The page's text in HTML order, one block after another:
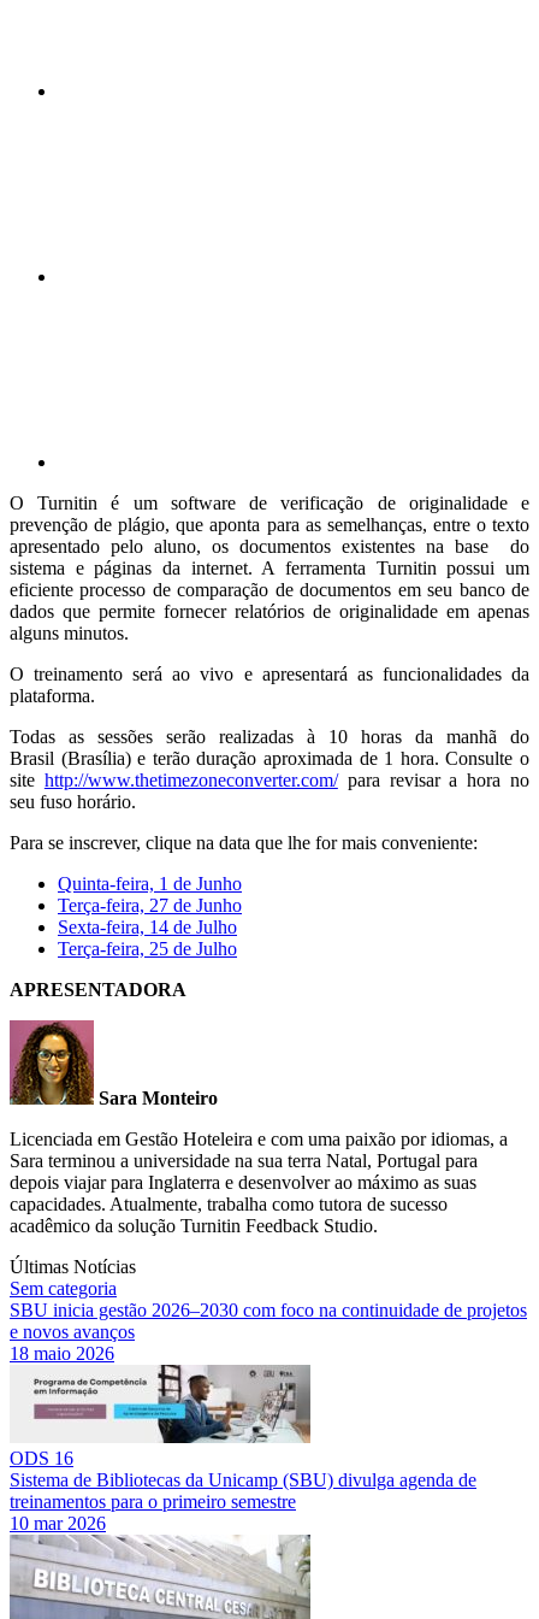
O Turnitin é um software de verificação de originalidade e
prevenção de plágio, que aponta para as semelhanças, entre o texto
apresentado pelo aluno, os documentos existentes na base do
sistema e páginas da internet. A ferramenta Turnitin possui um
eficiente processo de comparação de documentos em seu banco de
dados que permite fornecer relatórios de originalidade em apenas
alguns minutos.
O treinamento será ao vivo e apresentará as funcionalidades da
plataforma.
Todas as sessões serão realizadas à 10 horas da manhã do
Brasil (Brasília) e terão duração aproximada de 1 hora. Consulte o
site http://www.thetimezoneconverter.com/para revisar a hora no
seu fuso horário.
Para se inscrever, clique na data que lhe for mais conveniente:
Quinta-feira, 1 de Junho
Terça-feira, 27 de Junho
Sexta-feira, 14 de Julho
Terça-feira, 25 de Julho
APRESENTADORA
Sara Monteiro
Licenciada em Gestão Hoteleira e com uma paixão por idiomas, a
Sara terminou a universidade na sua terra Natal, Portugal para
depois viajar para Inglaterra e desenvolver ao máximo as suas
capacidades. Atualmente, trabalha como tutora de sucesso
acadêmico da solução Turnitin Feedback Studio.
Últimas Notícias
Sem categoria
SBU inicia gestão 2026–2030 com foco na continuidade de projetos
e novos avanços
18 maio 2026
ODS 16
Sistema de Bibliotecas da Unicamp (SBU) divulga agenda de
treinamentos para o primeiro semestre
10 mar 2026